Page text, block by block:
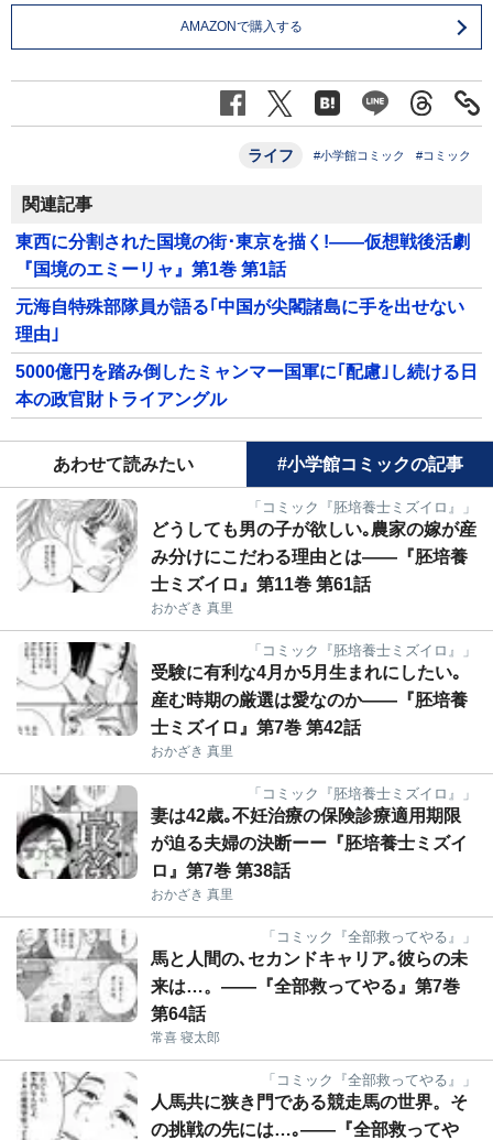
AMAZONで購入する
ライフ #小学館コミック #コミック
関連記事
東西に分割された国境の街･東京を描く!――仮想戦後活劇
『国境のエミーリャ』第1巻 第1話
元海自特殊部隊員が語る｢中国が尖閣諸島に手を出せない
理由｣
5000億円を踏み倒したミャンマー国軍に｢配慮｣し続ける日
本の政官財トライアングル
あわせて読みたい #小学館コミックの記事
「コミック『胚培養士ミズイロ』」
どうしても男の子が欲しい｡農家の嫁が産
み分けにこだわる理由とは――『胚培養
士ミズイロ』第11巻 第61話
おかざき 真里
「コミック『胚培養士ミズイロ』」
受験に有利な4月か5月生まれにしたい｡
産む時期の厳選は愛なのか――『胚培養
士ミズイロ』第7巻 第42話
おかざき 真里
「コミック『胚培養士ミズイロ』」
妻は42歳｡不妊治療の保険診療適用期限
が迫る夫婦の決断ーー『胚培養士ミズイ
ロ』第7巻 第38話
おかざき 真里
「コミック『全部救ってやる』」
馬と人間の､セカンドキャリア｡彼らの未
来は…。――『全部救ってやる』第7巻
第64話
常喜 寝太郎
「コミック『全部救ってやる』」
人馬共に狭き門である競走馬の世界。そ
の挑戦の先には…｡――『全部救ってや